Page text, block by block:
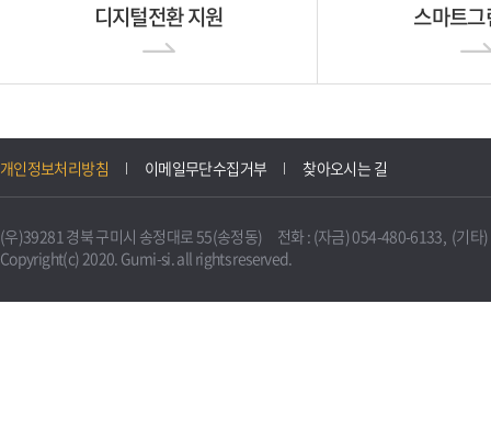
디지털전환 지원 스마트
개인정보처리방침 이메일무단수집거부 찾아오시는 길
(우)39281 경북 구미시 송정대로 55(송정동) 전화 : (자금) 054-480-6133, (기타
Copyright(c) 2020. Gumi-si. all rights reserved.